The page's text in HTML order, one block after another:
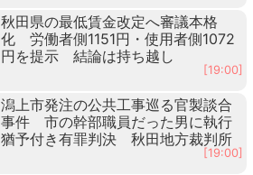
秋田県の最低賃金改定へ審議本格
化 労働者側1151円・使用者側1072
円を提示 結論は持ち越し
[19:00]
潟上市発注の公共工事巡る官製談合
事件 市の幹部職員だった男に執行
猶予付き有罪判決 秋田地方裁判所
[19:00]